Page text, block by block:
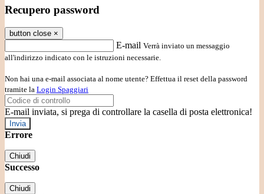
Recupero password
button close ×
E-mail Verrà inviato un messaggio
all'indirizzo indicato con le istruzioni necessarie.
Non hai una e-mail associata al nome utente? Effettua il reset della password
tramite la Login Spaggiari
E-mail inviata, si prega di controllare la casella di posta elettronica!
Errore
Chiudi
Successo
Chiudi